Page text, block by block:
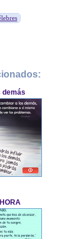
demás